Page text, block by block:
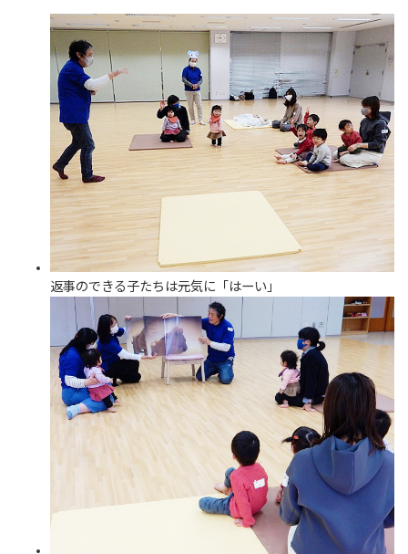
返事のできる子たちは元気に「はーい」